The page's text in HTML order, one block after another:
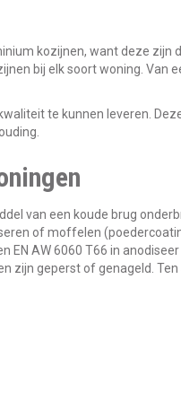
kozijnen, want deze zijn
bij elk soort woning. Van
te kunnen leveren.
van een koude brug
of moffelen
AW 6060 T66 in
zijn geperst of genageld.